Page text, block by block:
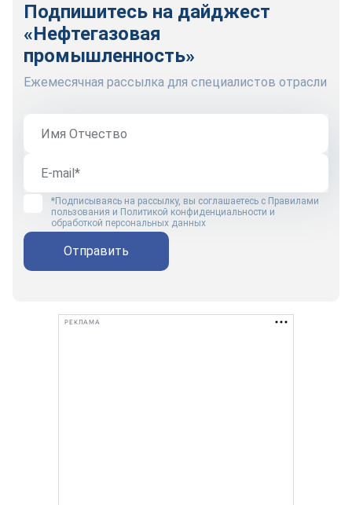
Подпишитесь на дайджест
«Нефтегазовая
промышленность»
Ежемесячная рассылка для специалистов отрасли
*Подписываясь на рассылку, вы соглашаетесь с Правилами
пользования и Политикой конфиденциальности и
обработкой персональных данных
Отправить
РЕКЛАМА